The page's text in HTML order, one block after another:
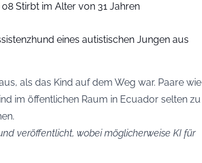
Stirbt im Alter von 31 Jahren
eines autistischen Jungen aus
als das Kind auf dem Weg war. Paare wie
im öffentlichen Raum in Ecuador selten zu
veröffentlicht, wobei möglicherweise KI für